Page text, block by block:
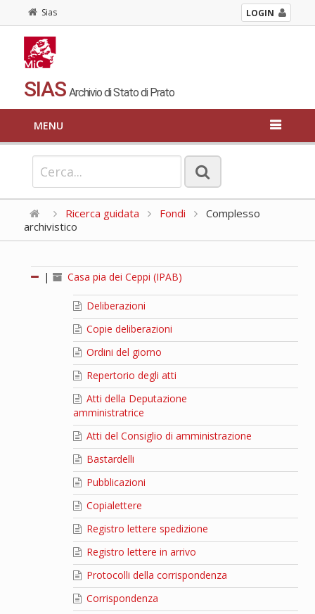
Sias LOGIN
SIAS Archivio di Stato di Prato
MENU
Ricerca guidata Fondi
Complesso
archivistico
| Casa pia dei Ceppi (IPAB)
Deliberazioni
Copie deliberazioni
Ordini del giorno
Repertorio degli atti
Atti della Deputazione
amministratrice
Atti del Consiglio di amministrazione
Bastardelli
Pubblicazioni
Copialettere
Registro lettere spedizione
Registro lettere in arrivo
Protocolli della corrispondenza
Corrispondenza